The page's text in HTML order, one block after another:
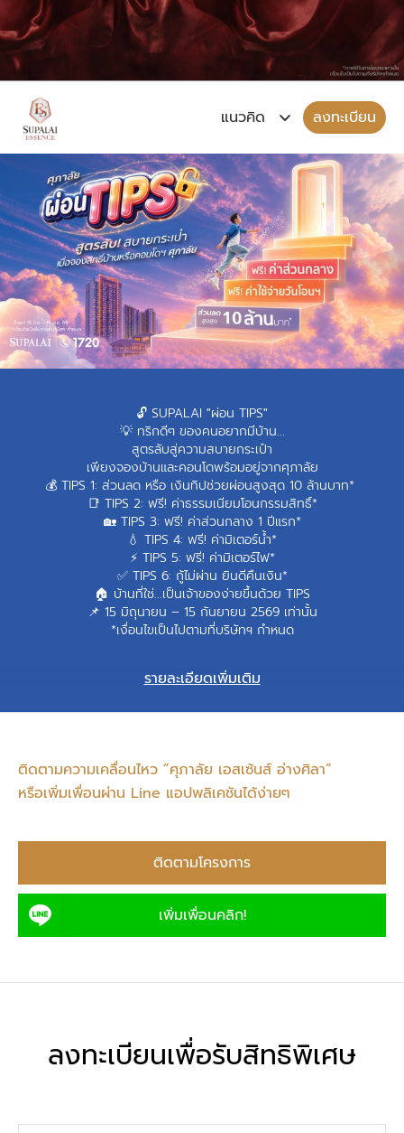
ลงทะเบียน
🔓 SUPALAI "ผ่อน TIPS"
💡 ทริกดีๆ ของคนอยากมีบ้าน...
สูตรลับสู่ความสบายกระเป๋า
เพียงจองบ้านและคอนโดพร้อมอยู่จากศุภาลัย
💰 TIPS 1: ส่วนลด หรือ เงินทิปช่วยผ่อนสูงสุด 10 ล้านบาท*
📑 TIPS 2: ฟรี! ค่าธรรมเนียมโอนกรรมสิทธิ์*
🏡 TIPS 3: ฟรี! ค่าส่วนกลาง 1 ปีแรก*
💧 TIPS 4: ฟรี! ค่ามิเตอร์น้ำ*
⚡ TIPS 5: ฟรี! ค่ามิเตอร์ไฟ*
✅ TIPS 6: กู้ไม่ผ่าน ยินดีคืนเงิน*
🏠 บ้านที่ใช่...เป็นเจ้าของง่ายขึ้นด้วย TIPS
📌 15 มิถุนายน – 15 กันยายน 2569 เท่านั้น
*เงื่อนไขเป็นไปตามที่บริษัทฯ กำหนด
รายละเอียดเพิ่มเติม
ติดตามความเคลื่อนไหว “ศุภาลัย เอสเซ้นส์ อ่างศิลา”
หรือเพิ่มเพื่อนผ่าน Line แอปพลิเคชันได้ง่ายๆ
ติดตามโครงการ
เพิ่มเพื่อนคลิก!
ลงทะเบียนเพื่อรับสิทธิพิเศษ